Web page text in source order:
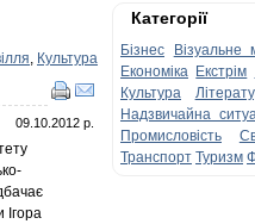
, Культура
09.10.2012 р.
Ігора
Категорії
Бізнес Візуальне
Економіка Екстрім
Культура
Надзвичайна
Промисловість
Транспорт Туризм